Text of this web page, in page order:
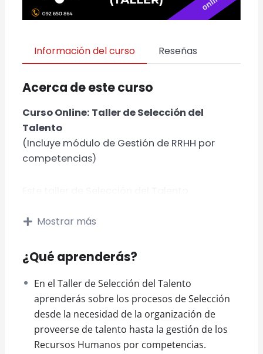
Información del curso Reseñas
Acerca de este curso
Curso Online: Taller de Selección del
Talento
(Incluye módulo de Gestión de RRHH por
competencias)
que desean comprender los procesos
Aprenderás a crear perfiles de puestos,
realizar entrevistas efectivas, y gestionar el
reclutamiento de manera eficiente. Ideal
para profesionales de recursos humanos y
líderes de equipo que buscan mejorar sus
habilidades en la identificación y selección
de candidatos. Con un enfoque práctico, este
Mostrar más
¿Qué aprenderás?
En el Taller de Selección del Talento
aprenderás sobre los procesos de Selección
desde la necesidad de la organización de
proveerse de talento hasta la gestión de los
Recursos Humanos por competencias.